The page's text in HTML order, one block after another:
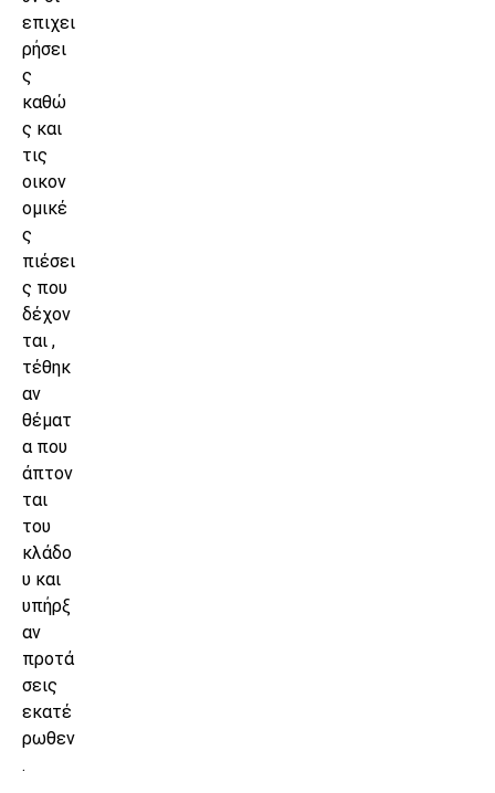
επιχει
ρήσει
ς
καθώ
ς και
τις
οικον
ομικέ
ς
πιέσει
ς που
δέχον
ται ,
τέθηκ
αν
θέματ
α που
άπτον
ται
του
κλάδο
υ και
υπήρξ
αν
προτά
σεις
εκατέ
ρωθεν
.